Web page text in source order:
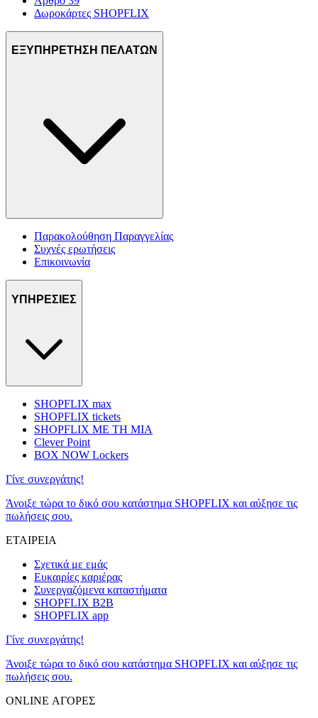
Δωροκάρτες SHOPFLIX
ΕΞΥΠΗΡΕΤΗΣΗ ΠΕΛΑΤΩΝ
Παρακολούθηση Παραγγελίας
Συχνές ερωτήσεις
Επικοινωνία
ΥΠΗΡΕΣΙΕΣ
SHOPFLIX max
SHOPFLIX tickets
SHOPFLIX ΜΕ ΤΗ ΜΙΑ
Clever Point
BOX NOW Lockers
Γίνε συνεργάτης!
Άνοιξε τώρα το δικό σου κατάστημα SHOPFLIX και αύξησε τις
πωλήσεις σου.
ΕΤΑΙΡΕΙΑ
Σχετικά με εμάς
Ευκαιρίες καριέρας
Συνεργαζόμενα καταστήματα
SHOPFLIX B2B
SHOPFLIX app
Γίνε συνεργάτης!
Άνοιξε τώρα το δικό σου κατάστημα SHOPFLIX και αύξησε τις
πωλήσεις σου.
ONLINE ΑΓΟΡΕΣ